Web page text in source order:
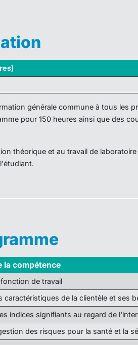
générale commune à tous les
pour 150 heures ainsi que des
théorique et au travail de
la compétence
de travail
caractéristiques de la clientèle et ses
indices signifiants au regard de
des risques pour la santé et la